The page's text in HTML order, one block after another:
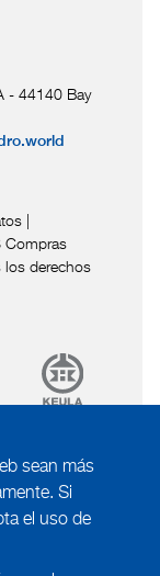
- 44140 Bay
|
Compras
los derechos
sean más
Si
el uso de